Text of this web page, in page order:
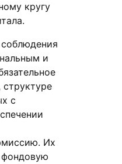
кругу
и
с
Их
фондовую